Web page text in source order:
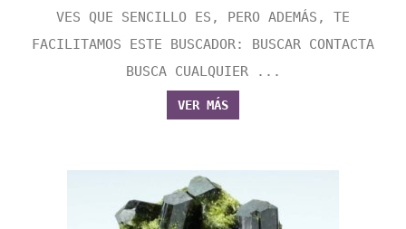
VES QUE SENCILLO ES, PERO ADEMÁS, TE
FACILITAMOS ESTE BUSCADOR: BUSCAR CONTACTA
BUSCA CUALQUIER ...
VER MÁS